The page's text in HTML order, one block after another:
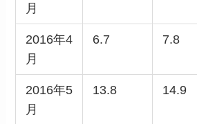
月
2016年4
月
6.7 7.8
2016年5
月
13.8 14.9